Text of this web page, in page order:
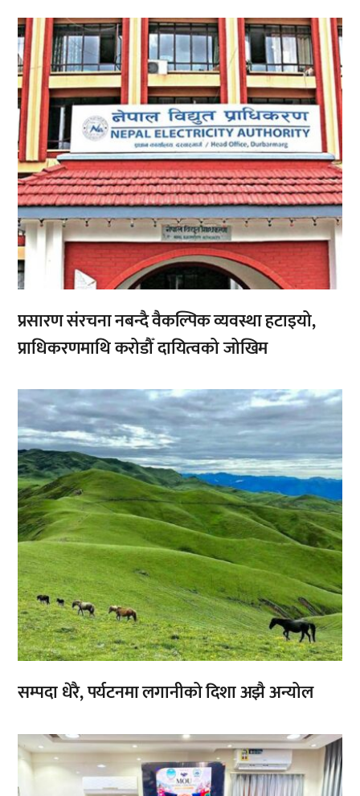
,
प्रसारण संरचना नबन्दै वैकल्पिक व्यवस्था हटाइयो,
प्राधिकरणमाथि करोडौँ दायित्वको जोखिम
,
सम्पदा धेरै, पर्यटनमा लगानीको दिशा अझै अन्योल
,,